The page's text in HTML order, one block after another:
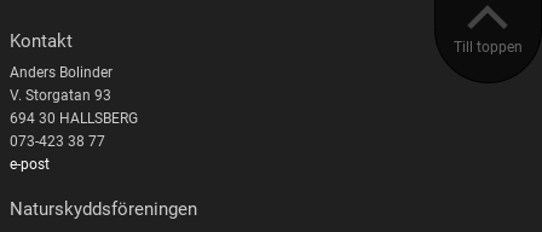
Till toppen
Kontakt
Anders Bolinder
V. Storgatan 93
694 30 HALLSBERG
073-423 38 77
e-post
Naturskyddsföreningen